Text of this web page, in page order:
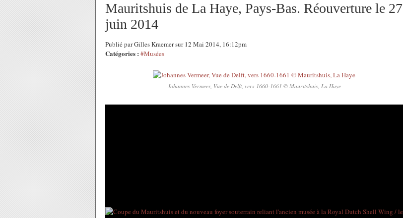
Mauritshuis de La Haye, Pays-Bas. Réouverture le 27
juin 2014
Publié par Gilles Kraemer sur 12 Mai 2014, 16:12pm
Catégories : #Musées
Johannes Vermeer, Vue de Delft, vers 1660-1661 © Mauritshuis, La Haye